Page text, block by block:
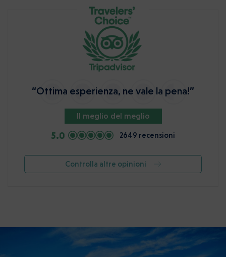
“Ottima esperienza, ne vale la pena!”
Il meglio del meglio
5.0 2649 recensioni
Controlla altre opinioni